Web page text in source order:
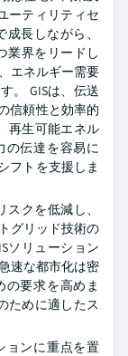
ーティリティセ
成長しながら、
業界をリードし
エネルギー需要
。 GISは、伝送
信頼性と効率的
再生可能エネル
の伝達を容易に
フトを支援しま
クを低減し、
グリッド技術の
ソリューション
速な都市化は密
要求を高めま
ために適したス
ョンに重点を置